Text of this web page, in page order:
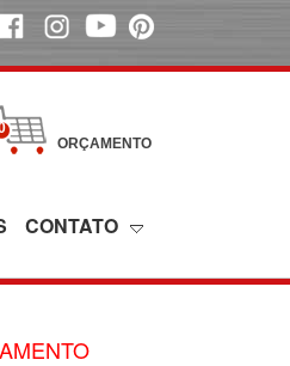
ORÇAMENTO
CONTATO